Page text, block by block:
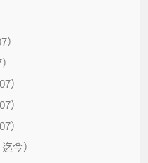
）
）
112.07）
今）